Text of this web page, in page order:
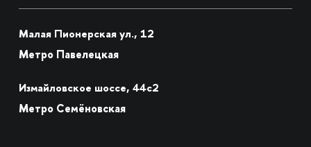
Малая Пионерская ул., 12
Метро Павелецкая
Измайловское шоссе, 44с2
Метро Семёновская